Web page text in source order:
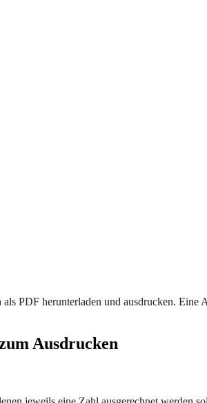
PDF herunterladen und ausdrucken.
Ausdrucken